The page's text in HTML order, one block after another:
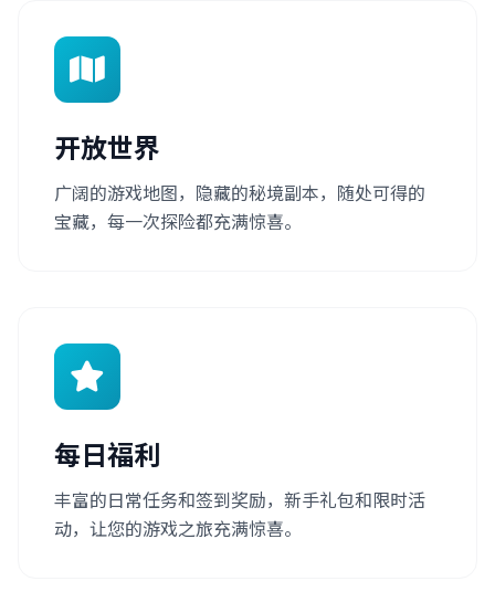
开放世界
广阔的游戏地图，隐藏的秘境副本，随处可得的
宝藏，每一次探险都充满惊喜。
每日福利
丰富的日常任务和签到奖励，新手礼包和限时活
动，让您的游戏之旅充满惊喜。